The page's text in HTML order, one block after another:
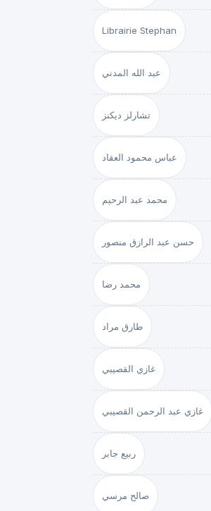
Librairie Stephan
عبد الله المدني
تشارلز ديكنز
عباس محمود العقاد
محمد عبد الرحيم
حسن عبد الرازق منصور
محمد رضا
طارق مراد
غازي القصيبي
غازي عبد الرحمن القصيبي
ربيع جابر
صالح مرسي